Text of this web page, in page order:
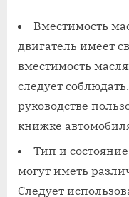
Вместимость
двигатель имеет
вместимость
следует
руководстве
книжке
Тип и
могут иметь
Следует